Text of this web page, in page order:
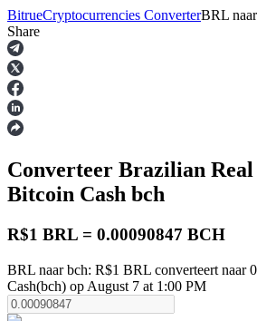
Termijncontracten
USDT-futures
Futures met USDT als onderpand
BitrueCryptocurrencies ConverterBRL naar
Share
Converteer Brazilian Real
Bitcoin Cash bch
R$1 BRL = 0.00090847 BCH
BRL naar bch: R$1 BRL converteert naar
Cash(bch) op August 7 at 1:00 PM